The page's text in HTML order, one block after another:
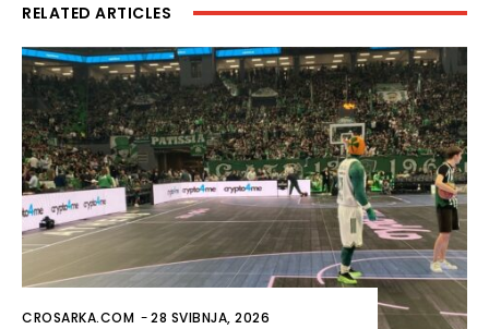
RELATED ARTICLES
CROSARKA.COM -28 SVIBNJA, 2026